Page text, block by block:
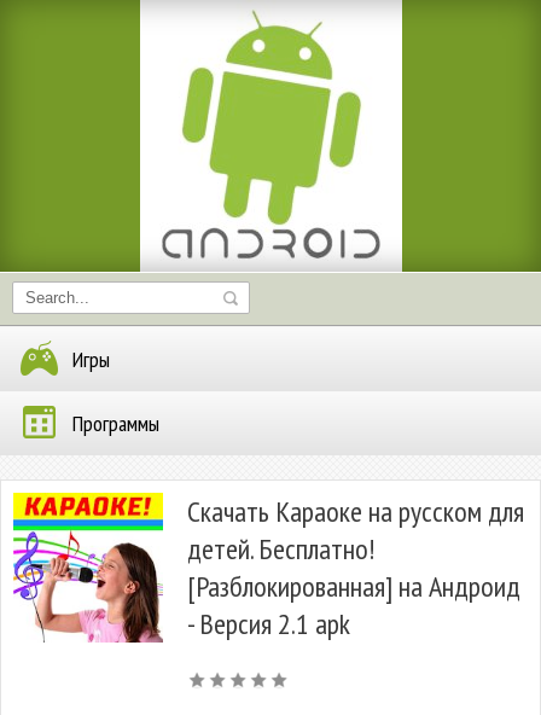
Игры
Программы
Скачать Караоке на русском для
детей. Бесплатно!
[Разблокированная] на Андроид
- Версия 2.1 apk